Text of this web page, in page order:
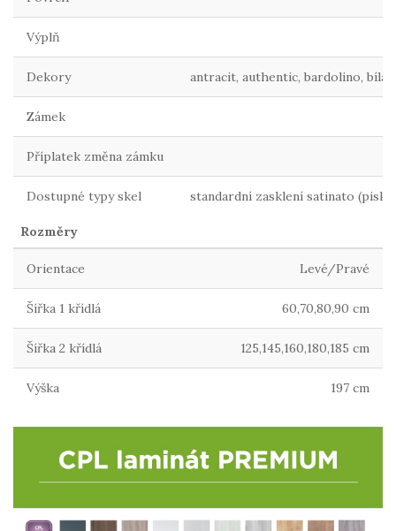
Výplň
Dekory antracit, authentic, bardolino, bílá
Zámek
Příplatek změna zámku
Dostupné typy skel standardní zasklení satinato
Rozměry
Orientace Levé/Pravé
Šířka 1 křídlá 60,70,80,90 cm
Šířka 2 křídlá 125,145,160,180,185 cm
Výška 197 cm